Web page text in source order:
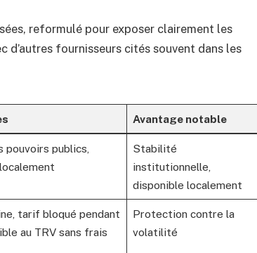
reformulé pour exposer clairement les
fournisseurs cités souvent dans les
Avantage notable
publics,
Stabilité
institutionnelle,
disponible localement
tarif bloqué pendant
au TRV sans frais
Protection contre la
volatilité